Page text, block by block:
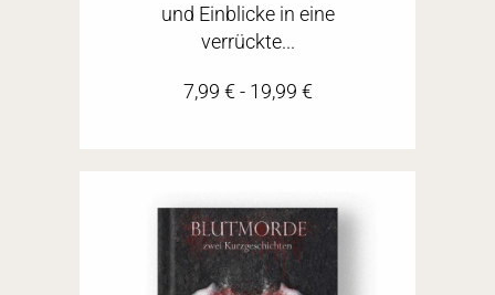
und Einblicke in eine
verrückte...
7,99 € - 19,99 €